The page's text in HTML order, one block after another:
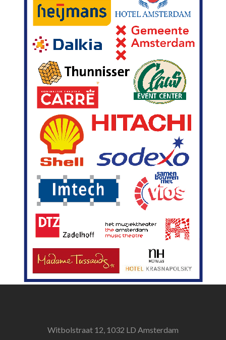
Witbolstraat 12, 1032 LD Amsterdam